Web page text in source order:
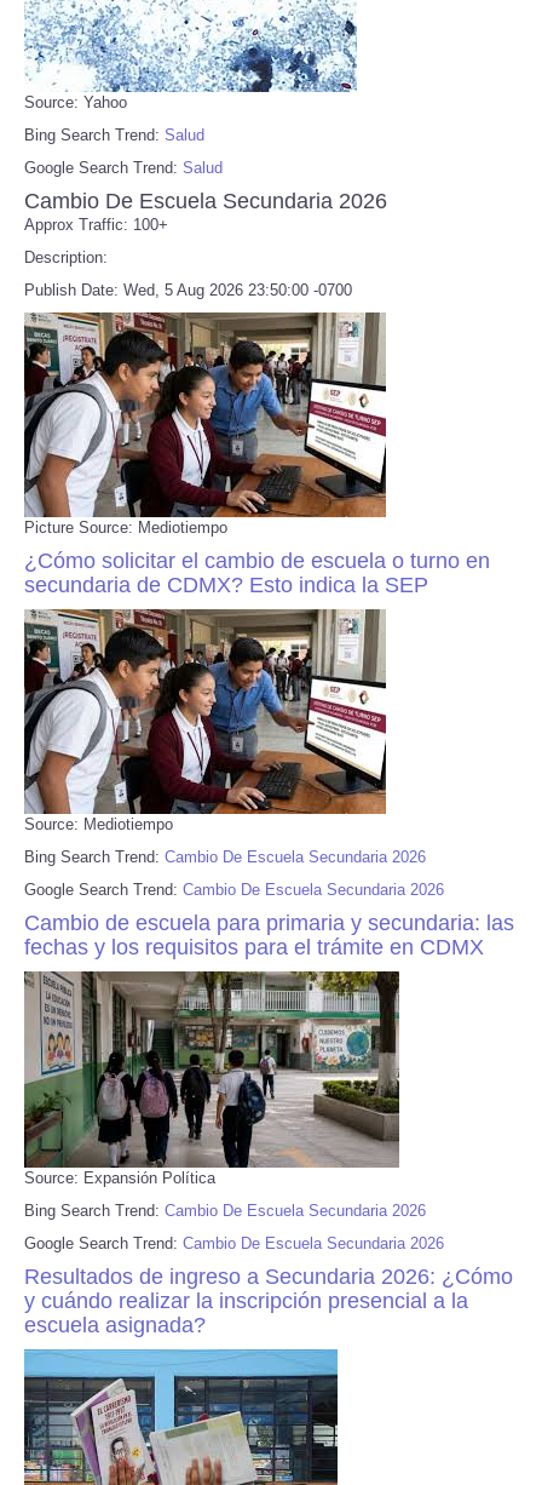
Source: Yahoo
Bing Search Trend: Salud
Google Search Trend: Salud
Cambio De Escuela Secundaria 2026
Approx Traffic: 100+
Description:
Publish Date: Wed, 5 Aug 2026 23:50:00 -0700
Picture Source: Mediotiempo
¿Cómo solicitar el cambio de escuela o turno en
secundaria de CDMX? Esto indica la SEP
Source: Mediotiempo
Bing Search Trend: Cambio De Escuela Secundaria 2026
Google Search Trend: Cambio De Escuela Secundaria 2026
Cambio de escuela para primaria y secundaria: las
fechas y los requisitos para el trámite en CDMX
Source: Expansión Política
Bing Search Trend: Cambio De Escuela Secundaria 2026
Google Search Trend: Cambio De Escuela Secundaria 2026
Resultados de ingreso a Secundaria 2026: ¿Cómo
y cuándo realizar la inscripción presencial a la
escuela asignada?